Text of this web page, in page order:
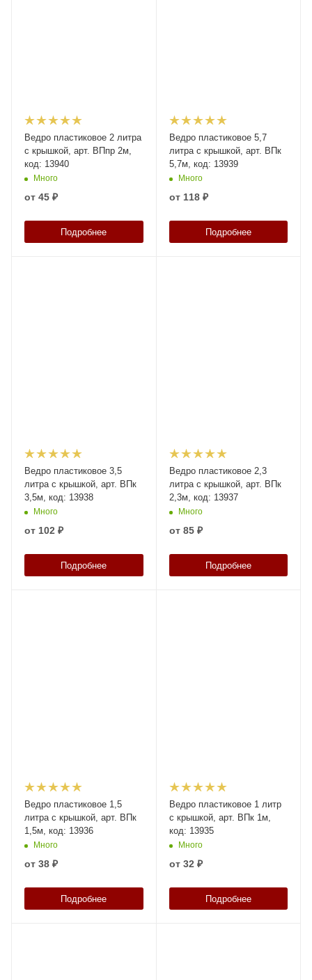
Ведро пластиковое 2 литра
с крышкой, арт. ВПпр 2м,
код: 13940
Много
от 45 ₽
Подробнее
Ведро пластиковое 5,7
литра с крышкой, арт. ВПк
5,7м, код: 13939
Много
от 118 ₽
Подробнее
Ведро пластиковое 3,5
литра с крышкой, арт. ВПк
3,5м, код: 13938
Много
от 102 ₽
Подробнее
Ведро пластиковое 2,3
литра с крышкой, арт. ВПк
2,3м, код: 13937
Много
от 85 ₽
Подробнее
Ведро пластиковое 1,5
литра с крышкой, арт. ВПк
1,5м, код: 13936
Много
от 38 ₽
Подробнее
Ведро пластиковое 1 литр
с крышкой, арт. ВПк 1м,
код: 13935
Много
от 32 ₽
Подробнее